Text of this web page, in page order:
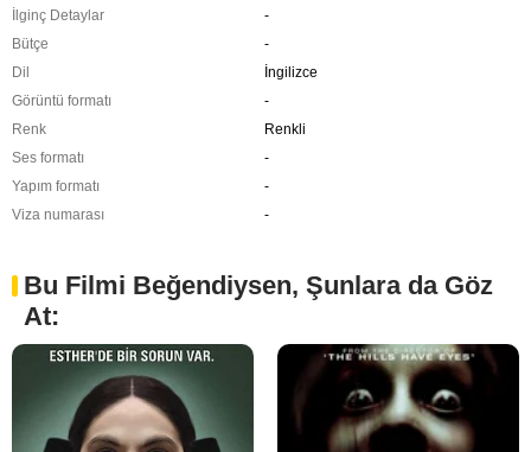
İlginç Detaylar
-
Bütçe
-
Dil
İngilizce
Görüntü formatı
-
Renk
Renkli
Ses formatı
-
Yapım formatı
-
Viza numarası
-
Bu Filmi Beğendiysen, Şunlara da Göz
At: